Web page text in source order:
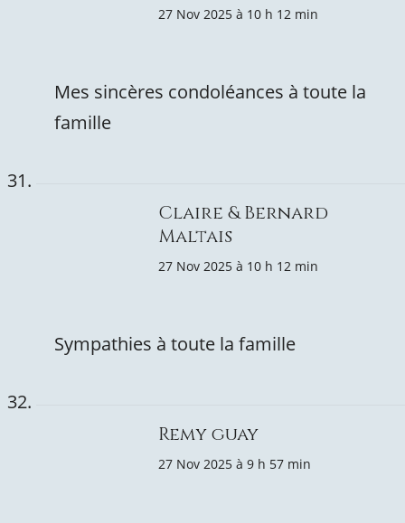
27 Nov 2025 à 10 h 12 min
Mes sincères condoléances à toute la
famille
Claire & Bernard
Maltais
27 Nov 2025 à 10 h 12 min
Sympathies à toute la famille
Remy guay
27 Nov 2025 à 9 h 57 min